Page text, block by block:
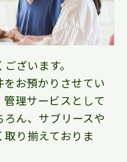
ざいます。
お預かりさせてい
理サービスとして
ん、サブリースや
り揃えておりま